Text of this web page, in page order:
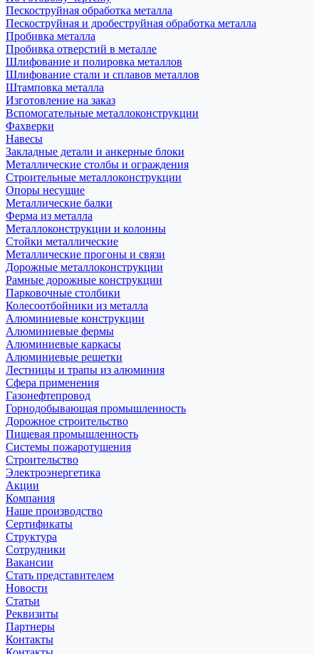
Пескоструйная обработка металла
Пескоструйная и дробеструйная обработка металла
Пробивка металла
Пробивка отверстий в металле
Шлифование и полировка металлов
Шлифование стали и сплавов металлов
Штамповка металла
Изготовление на заказ
Вспомогательные металлоконструкции
Фахверки
Навесы
Закладные детали и анкерные блоки
Металлические столбы и ограждения
Строительные металлоконструкции
Опоры несущие
Металлические балки
Ферма из металла
Металлоконструкции и колонны
Стойки металлические
Металлические прогоны и связи
Дорожные металлоконструкции
Рамные дорожные конструкции
Парковочные столбики
Колесоотбойники из металла
Алюминиевые конструкции
Алюминиевые фермы
Алюминиевые каркасы
Алюминиевые решетки
Лестницы и трапы из алюминия
Сфера применения
Газонефтепровод
Горнодобывающая промышленность
Дорожное строительство
Пищевая промышленность
Системы пожаротушения
Строительство
Электроэнергетика
Акции
Компания
Наше производство
Сертификаты
Структура
Сотрудники
Вакансии
Стать представителем
Новости
Статьи
Реквизиты
Партнеры
Контакты